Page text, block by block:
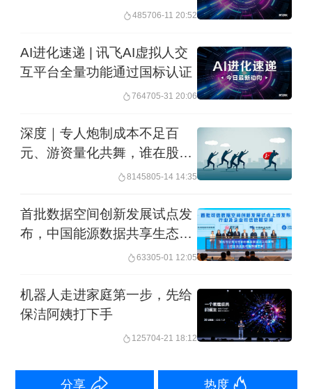
这与前一交易日形成强烈反差。3月9
日，港股波动剧烈，恒生指数盘中一度
重挫逾3%。拉长时间看，近期中东地缘
冲突持续升级推升国际油价，叠加美国
忧升温，全球风险资产遭抛售，多国股
市同步承压。在此背景下，中国资产展
Wind数据显示，截至9日，3月以来韩国
场指数分别下跌15.89%、10.4%、
工智能创新发展”座谈会
485706-11 20:52
AI进化速递 | 讯飞AI虚拟人交
互平台全量功能通过国标认证
764705-31 20:06
深度｜专人炮制成本不足百
元、游资量化共舞，谁在股市
谣言利益链中获利？8145805-14 14:35
首批数据空间创新发展试点发
布，中国能源数据共享生态加
63305-01 12:05
机器人走进家庭第一步，先给
保洁阿姨打下手
125704-21 18:12
分享 热度